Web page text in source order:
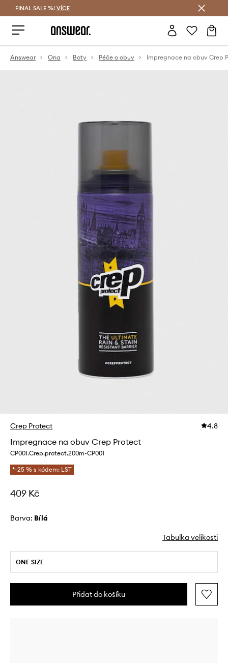
FINAL SALE %! VÍCE
Answear Ona Boty Péče o obuv Impregnace na obuv Crep
Crep Protect 4.8
Impregnace na obuv Crep Protect
CP001.Crep.protect.200m-CP001
*-25 % s kódem: LST
409 Kč
Barva: bílá
Tabulka velikosti
ONE SIZE
Přidat do košíku